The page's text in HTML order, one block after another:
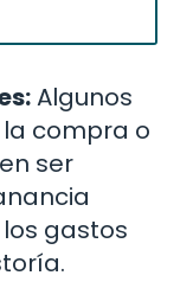
Algunos
compra o
ser
gastos